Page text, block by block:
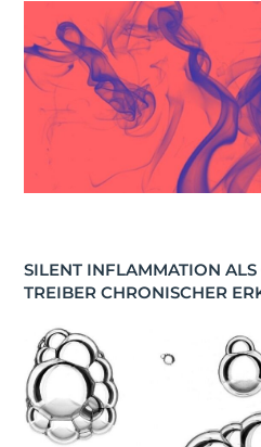
SILENT INFLAMMATION
TREIBER CHRONISCHER